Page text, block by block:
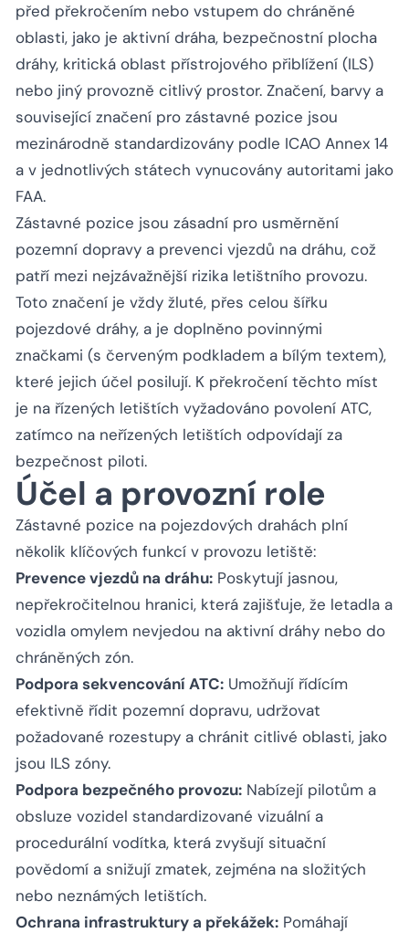
před překročením nebo vstupem do chráněné
oblasti, jako je aktivní dráha, bezpečnostní plocha
dráhy, kritická oblast přístrojového přiblížení (ILS)
nebo jiný provozně citlivý prostor. Značení, barvy a
související značení pro zástavné pozice jsou
mezinárodně standardizovány podle ICAO Annex 14
a v jednotlivých státech vynucovány autoritami jako
FAA.
Zástavné pozice jsou zásadní pro usměrnění
pozemní dopravy a prevenci vjezdů na dráhu, což
patří mezi nejzávažnější rizika letištního provozu.
Toto značení je vždy žluté, přes celou šířku
pojezdové dráhy, a je doplněno povinnými
značkami (s červeným podkladem a bílým textem),
které jejich účel posilují. K překročení těchto míst
je na řízených letištích vyžadováno povolení ATC,
zatímco na neřízených letištích odpovídají za
bezpečnost piloti.
Účel a provozní role
Zástavné pozice na pojezdových drahách plní
několik klíčových funkcí v provozu letiště:
Prevence vjezdů na dráhu: Poskytují jasnou,
nepřekročitelnou hranici, která zajišťuje, že letadla a
vozidla omylem nevjedou na aktivní dráhy nebo do
chráněných zón.
Podpora sekvencování ATC: Umožňují řídícím
efektivně řídit pozemní dopravu, udržovat
požadované rozestupy a chránit citlivé oblasti, jako
jsou ILS zóny.
Podpora bezpečného provozu: Nabízejí pilotům a
obsluze vozidel standardizované vizuální a
procedurální vodítka, která zvyšují situační
povědomí a snižují zmatek, zejména na složitých
nebo neznámých letištích.
Ochrana infrastruktury a překážek: Pomáhají